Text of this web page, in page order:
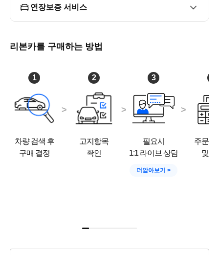
업계 최초 YouTube 실버 버튼 수상 '리본카' 채널 구독, 좋아
경기도 고양시 일산동구 백마로 478
서해선, 경의중앙선 백마역 도보 10분
연장보증 서비스
리본카를 구매하는 방법
1
차량 검색 후
구매 결정
2
고지항목
확인
3
필요시
1:1 라이브 상담
더알아보기
주문서
및